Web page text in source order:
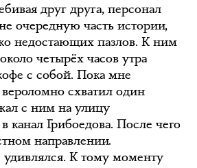
друг друга, персонал
очередную часть истории,
недостающих пазлов. К ним
четырёх часов утра
с собой. Пока мне
схватил один
с ним на улицу
канал Грибоедова. После чего
направлении.
К тому моменту